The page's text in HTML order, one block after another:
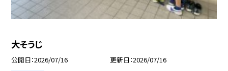
大そうじ
公開日 2026/07/16 更新日 2026/07/16